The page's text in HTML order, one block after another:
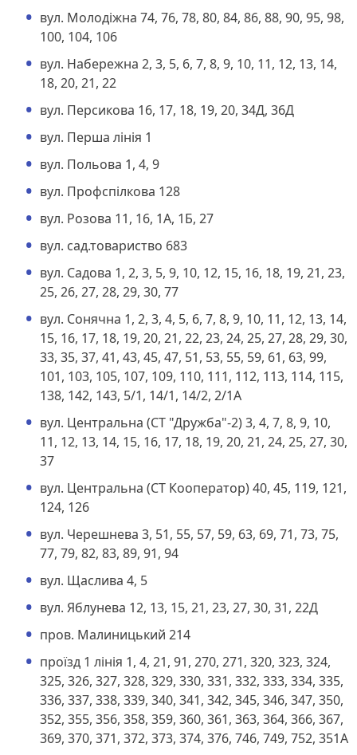
вул. Молодіжна 74, 76, 78, 80, 84, 86, 88, 90, 95, 98,
100, 104, 106
вул. Набережна 2, 3, 5, 6, 7, 8, 9, 10, 11, 12, 13, 14,
18, 20, 21, 22
вул. Персикова 16, 17, 18, 19, 20, 34Д, 36Д
вул. Перша лінія 1
вул. Польова 1, 4, 9
вул. Профспілкова 128
вул. Розова 11, 16, 1А, 1Б, 27
вул. сад.товариство 683
вул. Садова 1, 2, 3, 5, 9, 10, 12, 15, 16, 18, 19, 21, 23,
25, 26, 27, 28, 29, 30, 77
вул. Сонячна 1, 2, 3, 4, 5, 6, 7, 8, 9, 10, 11, 12, 13, 14,
15, 16, 17, 18, 19, 20, 21, 22, 23, 24, 25, 27, 28, 29, 30,
33, 35, 37, 41, 43, 45, 47, 51, 53, 55, 59, 61, 63, 99,
101, 103, 105, 107, 109, 110, 111, 112, 113, 114, 115,
138, 142, 143, 5/1, 14/1, 14/2, 2/1А
вул. Центральна (СТ "Дружба"-2) 3, 4, 7, 8, 9, 10,
11, 12, 13, 14, 15, 16, 17, 18, 19, 20, 21, 24, 25, 27, 30,
37
вул. Центральна (СТ Кооператор) 40, 45, 119, 121,
124, 126
вул. Черешнева 3, 51, 55, 57, 59, 63, 69, 71, 73, 75,
77, 79, 82, 83, 89, 91, 94
вул. Щаслива 4, 5
вул. Яблунева 12, 13, 15, 21, 23, 27, 30, 31, 22Д
пров. Малиницький 214
проїзд 1 лінія 1, 4, 21, 91, 270, 271, 320, 323, 324,
325, 326, 327, 328, 329, 330, 331, 332, 333, 334, 335,
336, 337, 338, 339, 340, 341, 342, 345, 346, 347, 350,
352, 355, 356, 358, 359, 360, 361, 363, 364, 366, 367,
369, 370, 371, 372, 373, 374, 376, 746, 749, 752, 351А